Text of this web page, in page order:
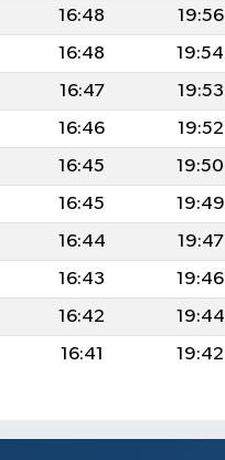
16:48 19:56
16:48 19:54
16:47 19:53
16:46 19:52
16:45 19:50
16:45 19:49
16:44 19:47
16:43 19:46
16:42 19:44
16:41 19:42